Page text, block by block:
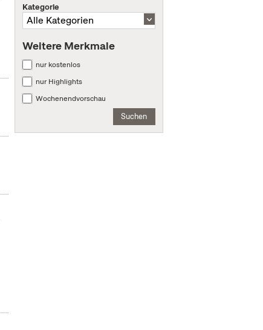
Kategorie
Weitere Merkmale
nur kostenlos
nur Highlights
Wochenendvorschau
Suchen